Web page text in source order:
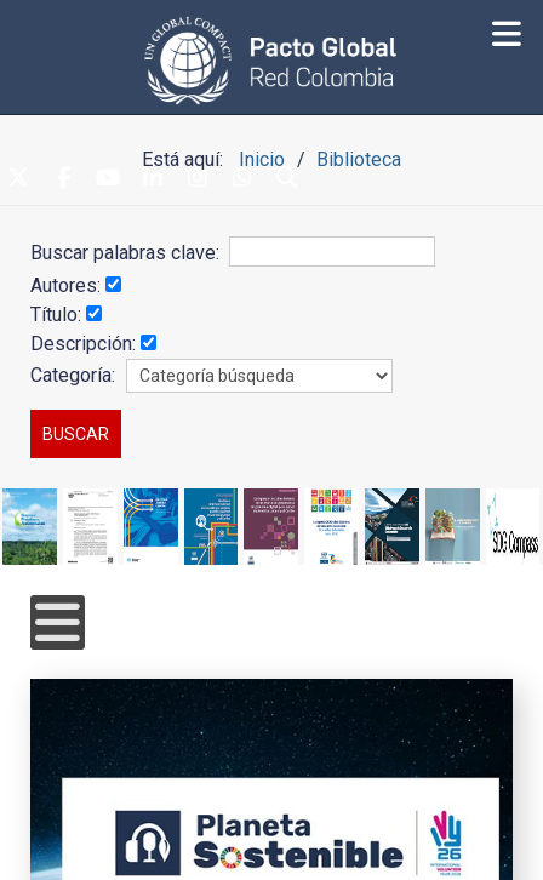
Está aquí: Inicio Biblioteca
Buscar palabras clave:
Autores:
Título:
Descripción:
Categoría: